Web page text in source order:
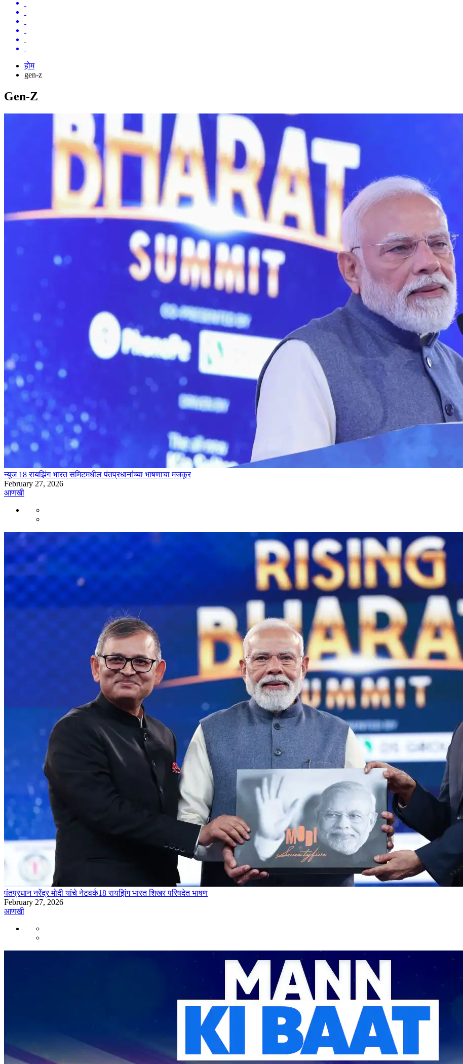
होम
gen-z
Gen-Z
न्यूज 18 रायझिंग भारत समिटमधील पंतप्रधानांच्या भाषणाचा मजकूर
February 27, 2026
आणखी
पंतप्रधान नरेंद्र मोदी यांचे नेटवर्क18 रायझिंग भारत शिखर परिषदेत भाषण
February 27, 2026
आणखी